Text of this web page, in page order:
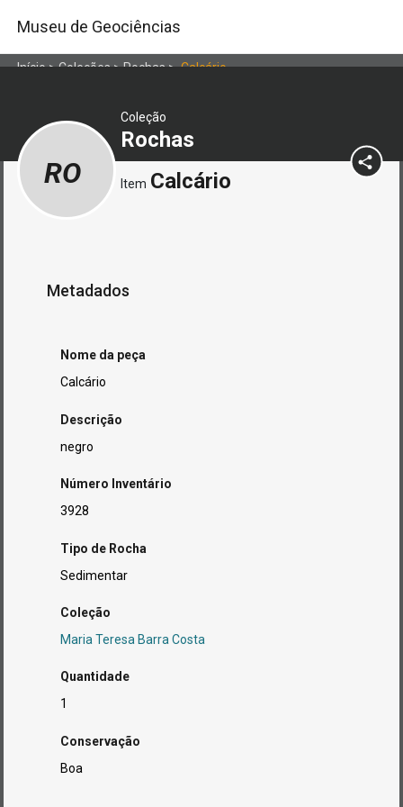
Museu de Geociências
Início>Coleções>Rochas>Calcário
Coleção
Rochas
RO Item Calcário
Metadados
Nome da peça
Calcário
Descrição
negro
Número Inventário
3928
Tipo de Rocha
Sedimentar
Coleção
Maria Teresa Barra Costa
Quantidade
1
Conservação
Boa